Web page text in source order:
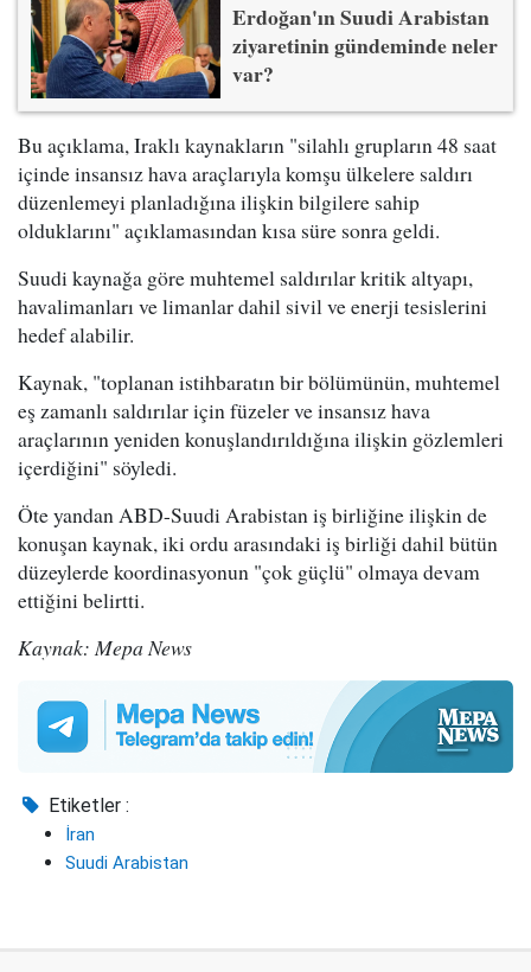
Erdoğan'ın Suudi Arabistan
ziyaretinin gündeminde neler
var?
Bu açıklama, Iraklı kaynakların "silahlı grupların 48 saat
içinde insansız hava araçlarıyla komşu ülkelere saldırı
düzenlemeyi planladığına ilişkin bilgilere sahip
olduklarını" açıklamasından kısa süre sonra geldi.
Suudi kaynağa göre muhtemel saldırılar kritik altyapı,
havalimanları ve limanlar dahil sivil ve enerji tesislerini
hedef alabilir.
Kaynak, "toplanan istihbaratın bir bölümünün, muhtemel
eş zamanlı saldırılar için füzeler ve insansız hava
araçlarının yeniden konuşlandırıldığına ilişkin gözlemleri
içerdiğini" söyledi.
Öte yandan ABD-Suudi Arabistan iş birliğine ilişkin de
konuşan kaynak, iki ordu arasındaki iş birliği dahil bütün
düzeylerde koordinasyonun "çok güçlü" olmaya devam
ettiğini belirtti.
Kaynak: Mepa News
Etiketler :
İran
Suudi Arabistan